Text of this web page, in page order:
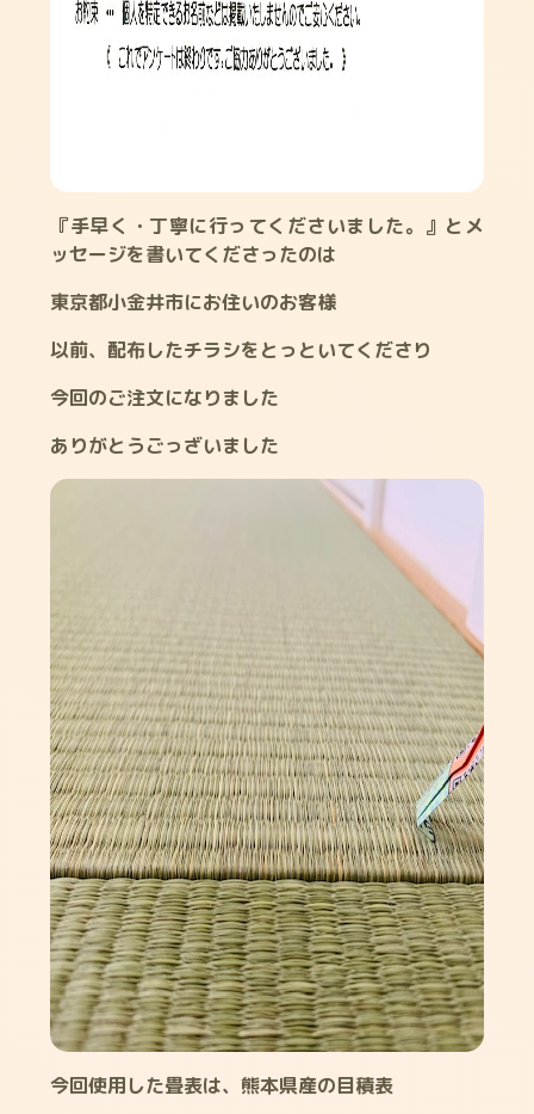
『手早く・丁寧に行ってくださいました。』とメ
ッセージを書いてくださったのは
東京都小金井市にお住いのお客様
以前、配布したチラシをとっといてくださり
今回のご注文になりました
ありがとうごっざいました
今回使用した畳表は、熊本県産の目積表